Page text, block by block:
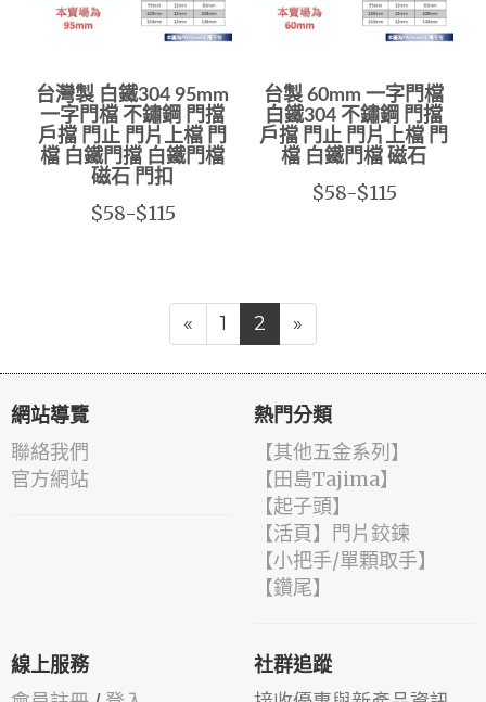
台灣製 白鐵304 95mm
一字門檔 不鏽鋼 門擋
戶擋 門止 門片上檔 門
檔 白鐵門擋 白鐵門檔
磁石 門扣
$58-$115
台製 60mm 一字門檔
白鐵304 不鏽鋼 門擋
戶擋 門止 門片上檔 門
檔 白鐵門檔 磁石
$58-$115
« 1 2 »
網站導覽
聯絡我們
官方網站
熱門分類
【其他五金系列】
【田島Tajima】
【起子頭】
【活頁】門片鉸鍊
【小把手/單顆取手】
【鑽尾】
線上服務 社群追蹤